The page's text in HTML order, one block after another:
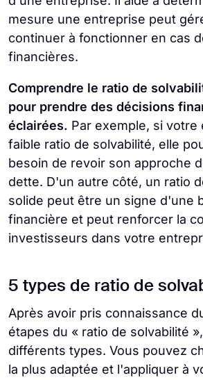
mesure une entreprise peut
continuer à fonctionner en cas
financières.
Comprendre le ratio de
pour prendre des décisions
éclairées. Par exemple, si votre
faible ratio de solvabilité, elle
besoin de revoir son approche
dette. D'un autre côté, un ratio
solide peut être un signe d'une
financière et peut renforcer la
investisseurs dans votre
5 types de ratio de
Après avoir pris connaissance
étapes du « ratio de solvabilité
différents types. Vous pouvez
la plus adaptée et l'appliquer à